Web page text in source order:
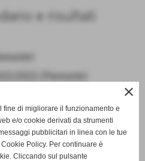
e risultati
2023 (Piemonte)
(Piemonte)
2023 (Piemonte)
2022/2023 (Piemonte)
2022/2023 (Piemonte)
close
di migliorare il funzionamento e
e/o cookie derivati da strumenti
pubblicitari in linea con le tue
Policy. Per continuare è
Cliccando sul pulsante